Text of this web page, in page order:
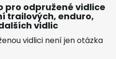
pro odpružené vidlice
trailových, enduro,
vidlic
vidlici není jen otázka